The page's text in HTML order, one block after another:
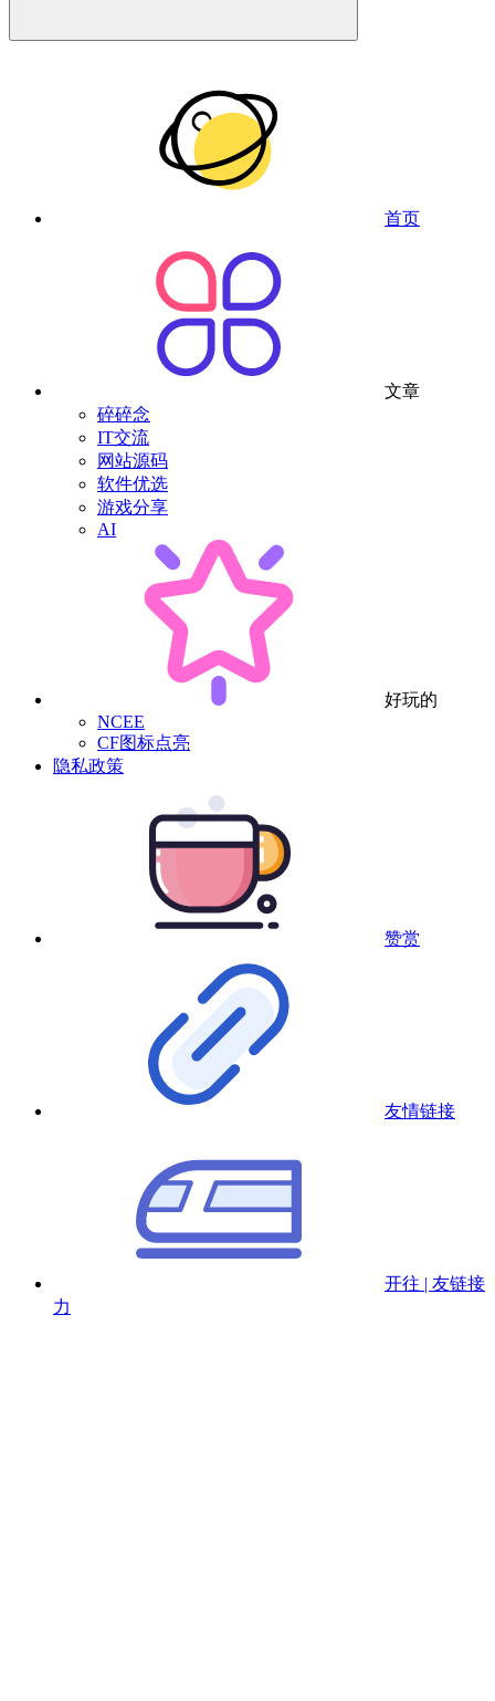
首页
文章
碎碎念
IT交流
网站源码
软件优选
游戏分享
AI
好玩的
NCEE
CF图标点亮
隐私政策
赞赏
友情链接
开往 | 友链接
力